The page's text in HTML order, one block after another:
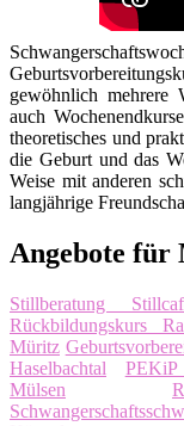
gewöhnlich mehrere
auch
theoretisches und
die Geburt und das
Weise mit anderen
langjährige
Angebote
Stillberatung
Rückbildungskurs
Müritz
Haselbachtal
Mülsen